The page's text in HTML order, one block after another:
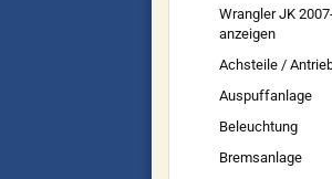
Wrangler JK
anzeigen
Achsteile /
Auspuffanlage
Beleuchtung
Bremsanlage